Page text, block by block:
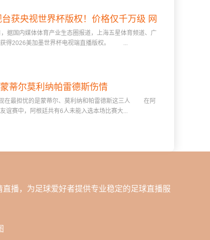
获央视世界杯版权！价格仅千万级 网
络平台却花了16亿
国内媒体体育产业生态圈报道，上海五星体育频道、广
获得2026美加墨世界杯电视端直播版权。 ...
蒂尔莫利纳帕雷德斯伤情
最担忧的是蒙蒂尔、莫利纳和帕雷德斯这三人 在阿
谊赛中，阿根廷共有6人未能入选本场比赛大...
播，为足球爱好者提供专业稳定的足球直播服